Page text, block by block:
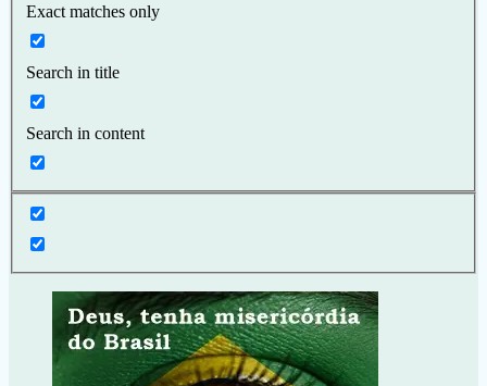
Exact matches only
Search in title
Search in content